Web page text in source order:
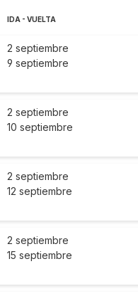
IDA - VUELTA
2 septiembre
9 septiembre
2 septiembre
10 septiembre
2 septiembre
12 septiembre
2 septiembre
15 septiembre